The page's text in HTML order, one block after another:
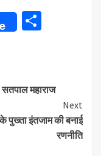
महाराज
Next
पुख्ता इंतजाम की बनाई
रणनीति